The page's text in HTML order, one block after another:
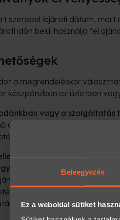
Beleegyezés
Ez a weboldal sütiket
szerepel lejárati dátum,
időn belül használja fel
a megrendeléskor
készpénzben az üzletben
vagy a szolgáltatás
átvétel: amennyiben a
teljesítésekor a helyszínen is
az ajándék megérkezésekor
Vidékre történő szállítás
elkészítjük, és a
esetén a megrendelés